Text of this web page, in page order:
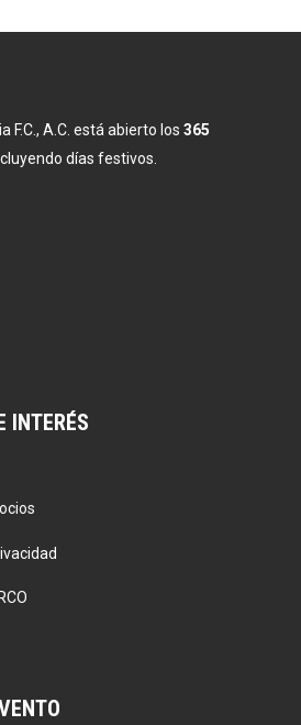
F.C., A.C. está abierto los 365
días festivos.
INTERÉS